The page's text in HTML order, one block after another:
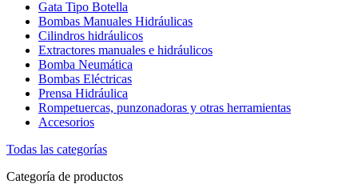
Gata Tipo Botella
Bombas Manuales Hidráulicas
Cilindros hidráulicos
Extractores manuales e hidráulicos
Bomba Neumática
Bombas Eléctricas
Prensa Hidráulica
Rompetuercas, punzonadoras y otras herramientas
Accesorios
Todas las categorías
Categoría de productos